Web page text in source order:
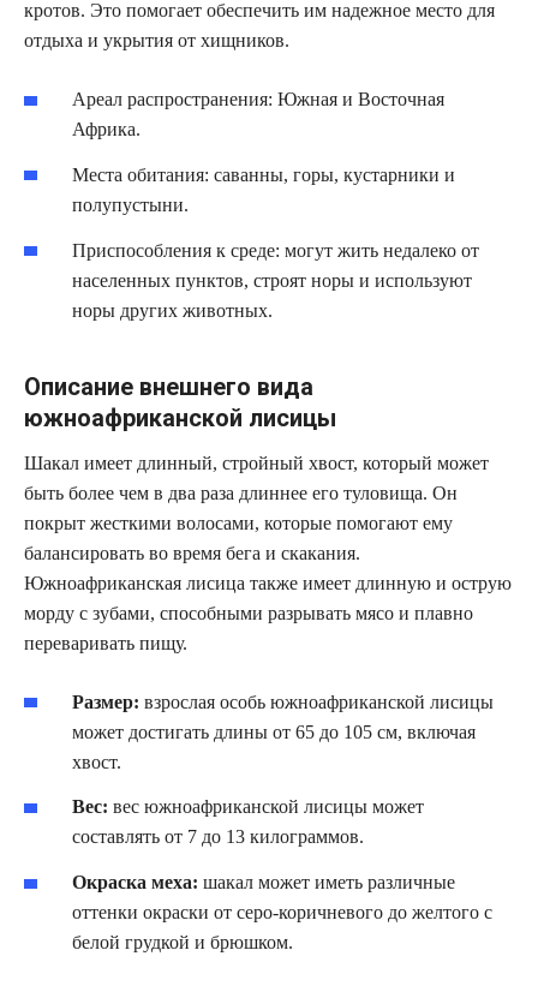
кротов. Это помогает обеспечить им надежное место для
отдыха и укрытия от хищников.
Ареал распространения: Южная и Восточная
Африка.
Места обитания: саванны, горы, кустарники и
полупустыни.
Приспособления к среде: могут жить недалеко от
населенных пунктов, строят норы и используют
норы других животных.
Описание внешнего вида
южноафриканской лисицы
Шакал имеет длинный, стройный хвост, который может
быть более чем в два раза длиннее его туловища. Он
покрыт жесткими волосами, которые помогают ему
балансировать во время бега и скакания.
Южноафриканская лисица также имеет длинную и острую
морду с зубами, способными разрывать мясо и плавно
переваривать пищу.
Размер: взрослая особь южноафриканской лисицы
может достигать длины от 65 до 105 см, включая
хвост.
Вес: вес южноафриканской лисицы может
составлять от 7 до 13 килограммов.
Окраска меха: шакал может иметь различные
оттенки окраски от серо-коричневого до желтого с
белой грудкой и брюшком.